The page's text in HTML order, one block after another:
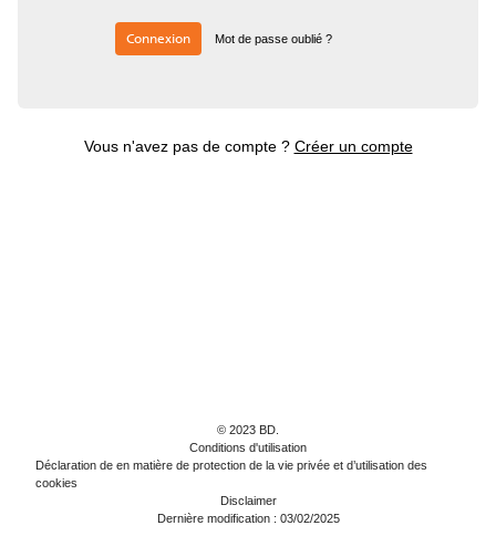
Connexion Mot de passe oublié ?
Vous n'avez pas de compte ? Créer un compte
© 2023 BD.
Conditions d'utilisation
Déclaration de en matière de protection de la vie privée et d’utilisation des
cookies
Disclaimer
Dernière modification : 03/02/2025